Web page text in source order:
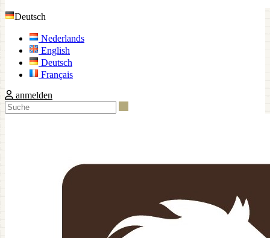
Deutsch
Nederlands
English
Deutsch
Français
anmelden